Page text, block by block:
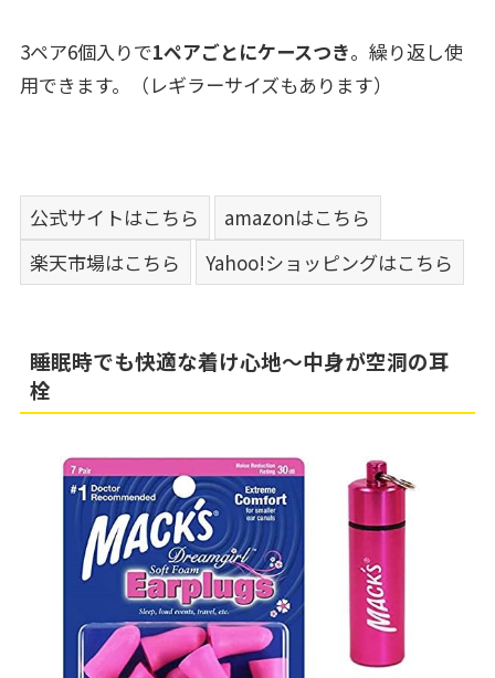
3ペア6個入りで1ペアごとにケースつき。繰り返し使
用できます。（レギラーサイズもあります）
公式サイトはこちら
amazonはこちら
楽天市場はこちら
Yahoo!ショッピングはこちら
睡眠時でも快適な着け心地～中身が空洞の耳
栓